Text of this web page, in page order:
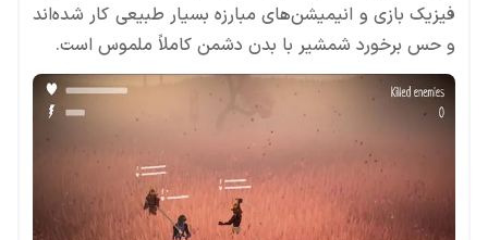
فیزیک بازی و انیمیشن‌های مبارزه بسیار طبیعی کار شده‌اند
و حس برخورد شمشیر با بدن دشمن کاملاً ملموس است.